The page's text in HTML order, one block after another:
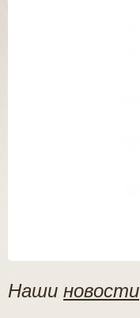
Наши новости